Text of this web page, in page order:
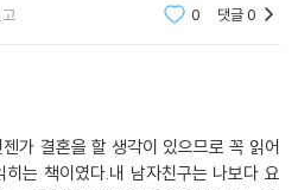
겪은 성추행 사건을 떠올리고, 성희롱
널 좋아해서’ 그러는 거라고 말했던 어
런 일을 겪을 때마다 유난 떠는 것처럼
도 화가 나고, 불쾌함을 표시해도 ‘남자
넘어가야’ 한다는 말을 아무렇지 않게
0 댓글0
가 결혼을 할 생각이 있으므로 꼭 읽어
는 책이였다.내 남자친구는 나보다 요